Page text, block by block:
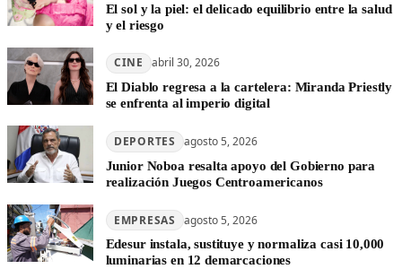
El sol y la piel: el delicado equilibrio entre la salud
y el riesgo
CINE abril 30, 2026
El Diablo regresa a la cartelera: Miranda Priestly
se enfrenta al imperio digital
DEPORTES agosto 5, 2026
Junior Noboa resalta apoyo del Gobierno para
realización Juegos Centroamericanos
EMPRESAS agosto 5, 2026
Edesur instala, sustituye y normaliza casi 10,000
luminarias en 12 demarcaciones